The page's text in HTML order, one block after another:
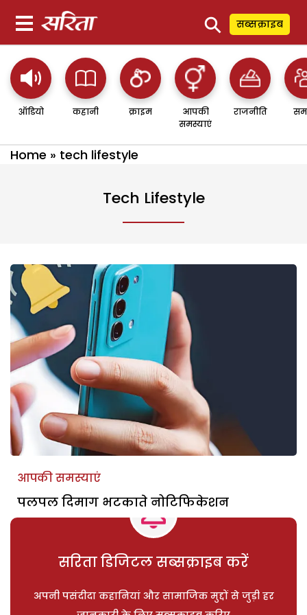
⚲ सब्सक्राइब
ऑडियो कहानी क्राइम
आपकी
समस्याएं
राजनीति
Home » tech lifestyle
Tech Lifestyle
आपकी समस्याएं
पलपल दिमाग भटकाते नोटिफिकेशन
सरिता डिजिटल सब्सक्राइब करें
अपनी पसंदीदा कहानियां और सामाजिक मुद्दों से जुड़ी हर